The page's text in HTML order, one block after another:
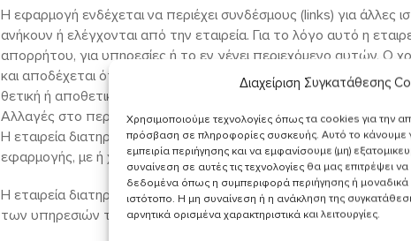
Διαχείριση Συγκατάθεσης
Χρησιμοποιούμε τεχνολογίες όπως τα cookies για την
πρόσβαση σε πληροφορίες συσκευής. Αυτό το κάνουμε
εμπειρία περιήγησης και να εμφανίσουμε (μη)
συναίνεση σε αυτές τις τεχνολογίες θα μας επιτρέψει
δεδομένα όπως η συμπεριφορά περιήγησης ή μοναδικά
ιστότοπο. Η μη συναίνεση ή η ανάκληση της
αρνητικά ορισμένα χαρακτηριστικά και λειτουργίες.
Η εφαρμογή ενδέχεται να περιέχει συνδέσμους (links) για άλλες
ανήκουν ή ελέγχονται από την εταιρεία. Για το λόγο αυτό η
απορρήτου, για υπηρεσίες ή το εν γένει περιεχόμενο αυτών. Ο
και αποδέχεται ότι η εταιρεία ουδεμία ευθύνη φέρει έναντι του
θετική ή αποθετική τυχόν προκύψει από το περιεχόμενο αυτών
Αλλαγές στο περιεχόμενο
Η εταιρεία διατηρεί το δικαίωμα να αλλάξει οποιοδήποτε
εφαρμογής, με ή χωρίς προηγούμενη ειδοποίηση.
Η εταιρεία διατηρεί επίσης το δικαίωμα να τροποποιεί, να
των υπηρεσιών της με ή χωρίς προηγούμενη ειδοποίηση.